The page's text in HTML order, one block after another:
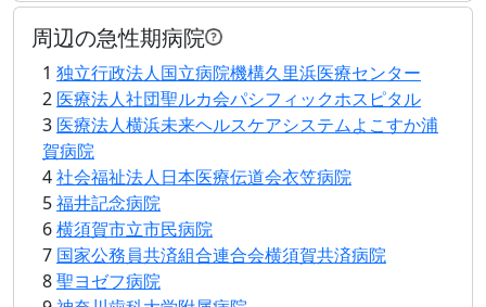
周辺の急性期病院
1 独立行政法人国立病院機構久里浜医療センター
2 医療法人社団聖ルカ会パシフィックホスピタル
3 医療法人横浜未来ヘルスケアシステムよこすか浦
賀病院
4社会福祉法人日本医療伝道会衣笠病院
5福井記念病院
6横須賀市立市民病院
7 国家公務員共済組合連合会横須賀共済病院
8聖ヨゼフ病院
18